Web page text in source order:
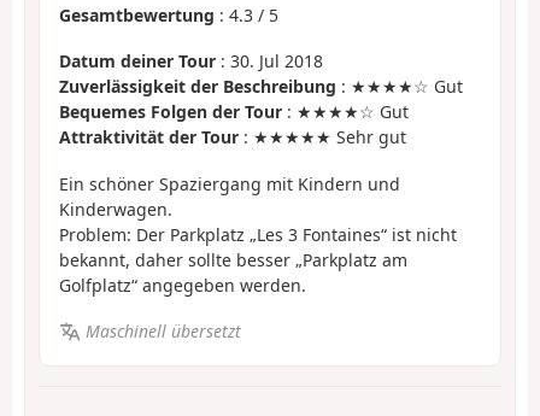
Gesamtbewertung : 4.3 / 5
Datum deiner Tour : 30. Jul 2018
Zuverlässigkeit der Beschreibung : ★★★★☆ Gut
Bequemes Folgen der Tour : ★★★★☆ Gut
Attraktivität der Tour : ★★★★★ Sehr gut
Ein schöner Spaziergang mit Kindern und
Kinderwagen.
Problem: Der Parkplatz „Les 3 Fontaines“ ist nicht
bekannt, daher sollte besser „Parkplatz am
Golfplatz“ angegeben werden.
Maschinell übersetzt